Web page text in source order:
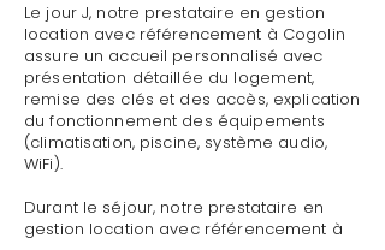
Le jour J, notre prestataire en gestion
location avec référencement à Cogolin
assure un accueil personnalisé avec
présentation détaillée du logement,
remise des clés et des accès, explication
du fonctionnement des équipements
(climatisation, piscine, système audio,
WiFi).
Durant le séjour, notre prestataire en
gestion location avec référencement à